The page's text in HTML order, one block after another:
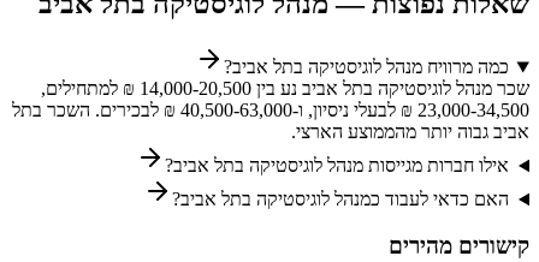
כמה מרוויח מנהל לוגיסטיקה בתל אביב?
שכר מנהל לוגיסטיקה בתל אביב נע בין 14,000-20,500 ₪ למתחילים,
23,000-34,500 ₪ לבעלי ניסיון, ו-40,500-63,000 ₪ לבכירים. השכר בתל
אביב גבוה יותר מהממוצע הארצי.
אילו חברות מגייסות מנהל לוגיסטיקה בתל אביב?
האם כדאי לעבוד כמנהל לוגיסטיקה בתל אביב?
קישורים מהירים